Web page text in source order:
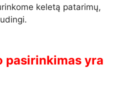
keletą patarimų,
pasirinkimas yra